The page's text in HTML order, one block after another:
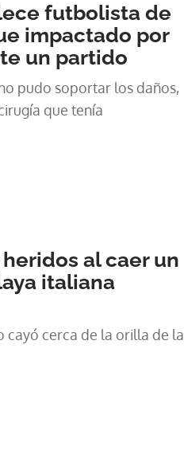
futbolista de
impactado por
un partido
pudo soportar los daños,
que tenía
al caer un
italiana
cayó cerca de la orilla de la